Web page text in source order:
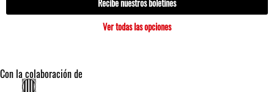
Ver todas las opciones
Con la colaboración de